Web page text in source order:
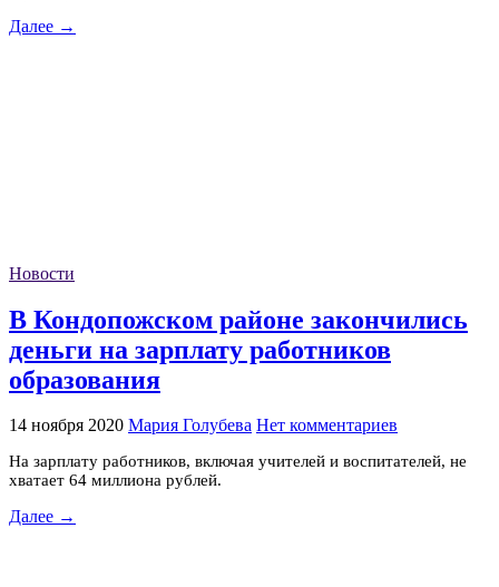
Далее →
Новости
В Кондопожском районе закончились
деньги на зарплату работников
образования
14 ноября 2020 Мария Голубева Нет комментариев
На зарплату работников, включая учителей и воспитателей, не
хватает 64 миллиона рублей.
Далее →